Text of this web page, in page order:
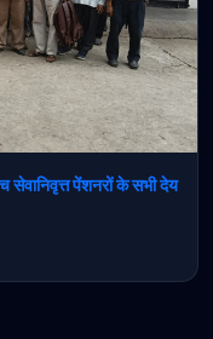
पेंशनरों के सभी देय